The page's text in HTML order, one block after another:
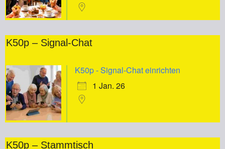
K50p – Signal-Chat
K50p - Signal-Chat einrichten
1 Jan. 26
K50p – Stammtisch